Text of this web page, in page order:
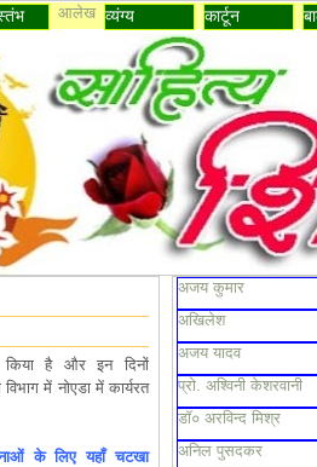
आलेख व्यंग्य कार्टून
किया है और इन दिनों
में नोएडा में कार्यरत
के लिए यहाँ चटखा
अजय कुमार
अखिलेश
अजय यादव
प्रो. अश्विनी केशरवानी
डॉ० अरविन्द मिश्र
अनिल पुसदकर